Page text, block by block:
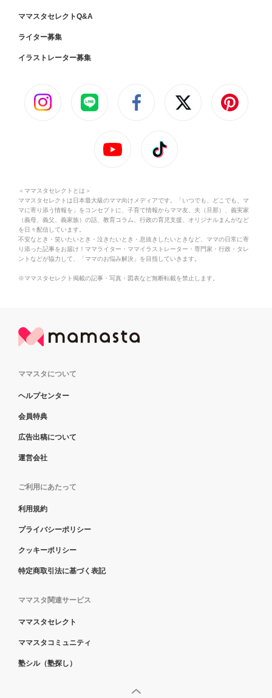
ママスタセレクトQ&A
ライター募集
イラストレーター募集
＜ママスタセレクトとは＞
ママスタセレクトは日本最大級のママ向けメディアです。「いつでも、どこでも、マ
マに寄り添う情報を」をコンセプトに、子育て情報からママ友、夫（旦那）、義実家
（義母、義父、義家族）の話、教育コラム、行政の育児支援、オリジナルまんがなど
を日々配信しています。
不安なとき・笑いたいとき・泣きたいとき・息抜きしたいときなど、ママの日常に寄
り添った記事をお届け！ママライター・ママイラストレーター・専門家・行政・タレ
ントなどが協力して、「ママのお悩み解決」を目指していきます。
※ママスタセレクト掲載の記事・写真・図表など無断転載を禁止します。
ママスタについて
ヘルプセンター
会員特典
広告出稿について
運営会社
ご利用にあたって
利用規約
プライバシーポリシー
クッキーポリシー
特定商取引法に基づく表記
ママスタ関連サービス
ママスタセレクト
ママスタコミュニティ
塾シル（塾探し）